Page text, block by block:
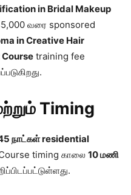
in Bridal Makeup
வரை sponsored
in Creative Hair
training fee
Timing
நாட்கள் residential
timing காலை 10 மணி